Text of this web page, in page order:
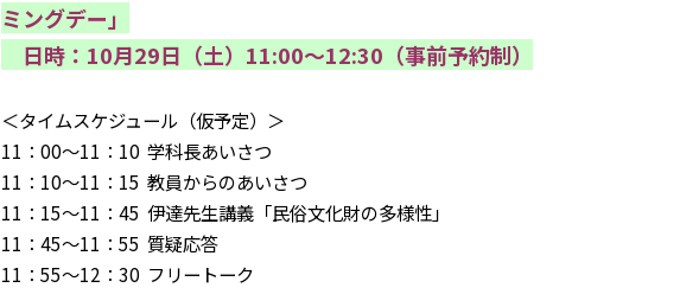
ミングデー」
日時：10月29日（土）11:00～12:30（事前予約制）
＜タイムスケジュール（仮予定）＞
11：00～11：10 学科長あいさつ
11：10～11：15 教員からのあいさつ
11：15～11：45 伊達先生講義「民俗文化財の多様性」
11：45～11：55 質疑応答
11：55～12：30 フリートーク